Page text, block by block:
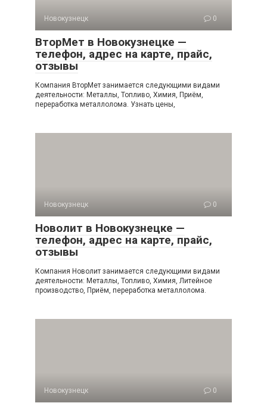
Новокузнецк 0
ВторМет в Новокузнецке —
телефон, адрес на карте, прайс,
отзывы
Компания ВторМет занимается следующими видами
деятельности: Металлы, Топливо, Химия, Приём,
переработка металлолома. Узнать цены,
Новокузнецк 0
Новолит в Новокузнецке —
телефон, адрес на карте, прайс,
отзывы
Компания Новолит занимается следующими видами
деятельности: Металлы, Топливо, Химия, Литейное
производство, Приём, переработка металлолома.
Новокузнецк 0